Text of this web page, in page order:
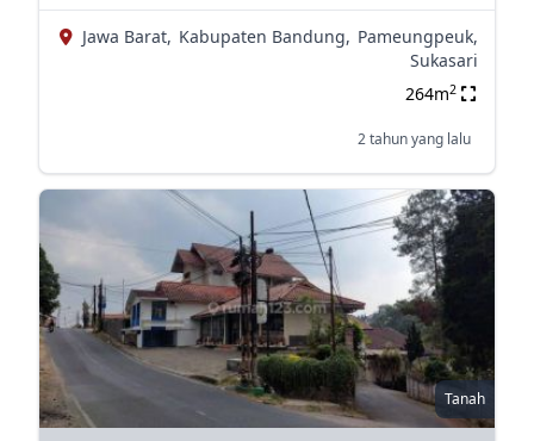
Jawa Barat, Kabupaten Bandung, Pameungpeuk,
Sukasari
264m2
2 tahun yang lalu
Tanah